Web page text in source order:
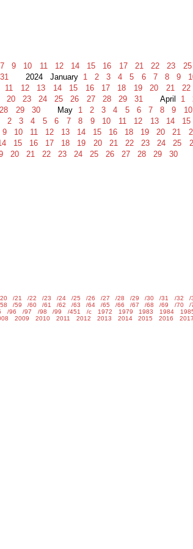
7 9 10 11 12 14 15 16 17 21 22 23 25
312024 January 1 2 3 4 5 6 7 8 9
11 12 13 14 15 16 17 18 19 20 21 22
20 23 24 25 26 27 28 29 31 April 1
29 30May 1 2 3 4 5 6 7 8 9 10
2 3 4 5 6 7 8 9 10 11 12 13 14 15
9 10 11 12 13 14 15 16 18 19 20 21
15 16 17 18 19 20 21 22 23 24 25
20 21 22 23 24 25 26 27 28 29 30
/21 /22 /23 /24 /25 /26 /27 /28 /29 /30 /31 /32 /
/59 /60 /61 /62 /63 /64 /65 /66 /67 /68 /69 /70 /
/96 /97 /98 /99 /451 /c 1972 1979 1983 1984
2009 2010 2011 2012 2013 2014 2015 2016 2017